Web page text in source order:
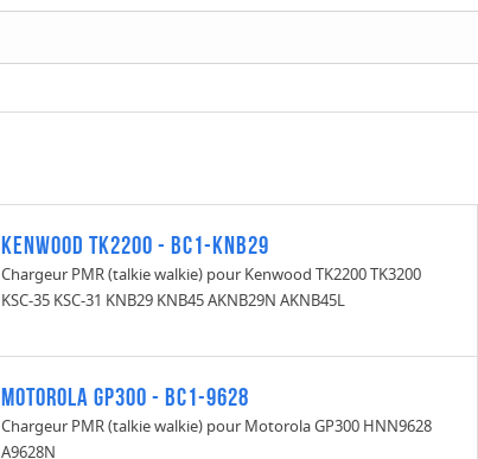
Kenwood TK2200 - BC1-KNB29
Chargeur PMR (talkie walkie) pour Kenwood TK2200 TK3200
KSC-35 KSC-31 KNB29 KNB45 AKNB29N AKNB45L
Motorola GP300 - BC1-9628
Chargeur PMR (talkie walkie) pour Motorola GP300 HNN9628
A9628N